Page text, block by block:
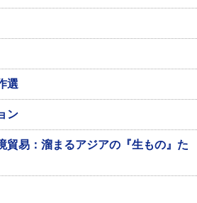
選
ン
貿易：溜まるアジアの『生もの』た